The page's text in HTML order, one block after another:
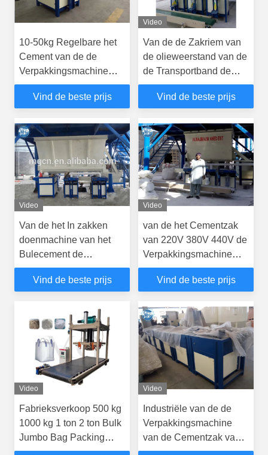
10-50kg Regelbare het
Cement van de de
Verpakkingsmachine
van de Cementzak Auto
het Vullen Machine
Vind de beste prijs
Video
Van de de Zakriem van
de olieweerstand van de
de Transportband de
Antistatische Doos
Industriële
Vind de beste prijs
Video
Van de het In zakken
doenmachine van het
Bulecement de
Gemakkelijke Verrichting
met De Haven van de
Vind de beste prijs
Video
van de het Cementzak
van 220V 380V 440V de
Verpakkingsmachine
voor Automatische Tegel
Zelfklevende Installatie
Vind de beste prijs
Video
Fabrieksverkoop 500 kg
1000 kg 1 ton 2 ton Bulk
Jumbo Bag Packing
Machine Sand Cement
Video
Industriële van de de
Verpakkingsmachine
van de Cementzak van
de de Klephaven